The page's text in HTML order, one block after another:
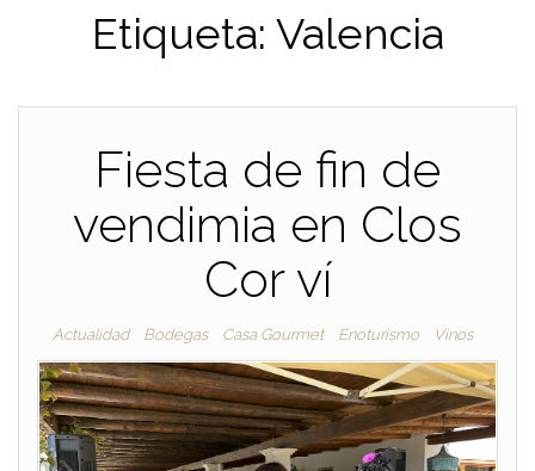
Etiqueta: Valencia
Fiesta de fin de
vendimia en Clos
Cor ví
Actualidad Bodegas Casa Gourmet Enoturismo Vinos